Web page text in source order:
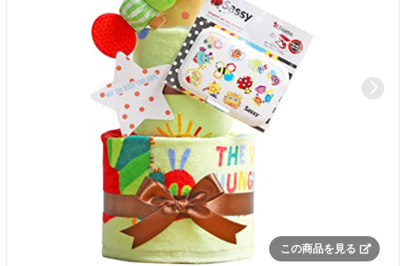
この商品を見る